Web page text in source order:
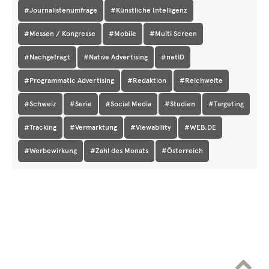
#Journalistenumfrage #Künstliche Intelligenz
#Messen / Kongresse #Mobile #Multi Screen
#Nachgefragt #Native Advertising #netID
#Programmatic Advertising #Redaktion #Reichweite
#Schweiz #Serie #Social Media #Studien #Targeting
#Tracking #Vermarktung #Viewability #WEB.DE
#Werbewirkung #Zahl des Monats #Österreich
